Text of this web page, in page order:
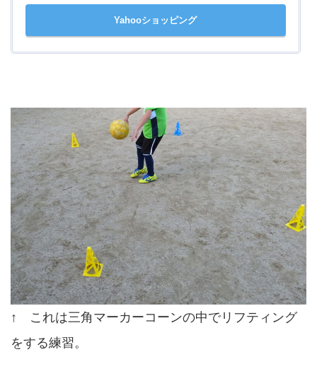
Yahooショッピング
↑ これは三角マーカーコーンの中でリフティング
をする練習。